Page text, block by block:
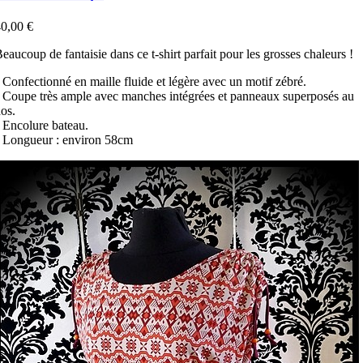
€
de fantaisie dans ce t-shirt parfait pour les grosses chaleurs !
Confectionné en maille fluide et légère avec un motif zébré.
Coupe très ample avec manches intégrées et panneaux superposés au
Encolure bateau.
Longueur : environ 58cm